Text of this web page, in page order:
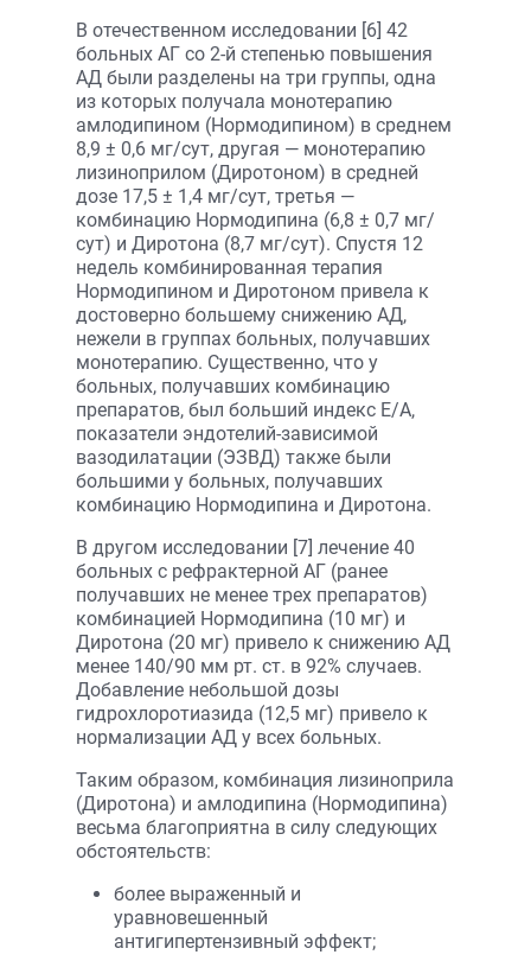
В отечественном исследовании [6] 42
больных АГ со 2-й степенью повышения
АД были разделены на три группы, одна
из которых получала монотерапию
амлодипином (Нормодипином) в среднем
8,9 ± 0,6 мг/сут, другая — монотерапию
лизиноприлом (Диротоном) в средней
дозе 17,5 ± 1,4 мг/сут, третья —
комбинацию Нормодипина (6,8 ± 0,7 мг/
сут) и Диротона (8,7 мг/сут). Спустя 12
недель комбинированная терапия
Нормодипином и Диротоном привела к
достоверно большему снижению АД,
нежели в группах больных, получавших
монотерапию. Существенно, что у
больных, получавших комбинацию
препаратов, был больший индекс Е/А,
показатели эндотелий-зависимой
вазодилатации (ЭЗВД) также были
большими у больных, получавших
комбинацию Нормодипина и Диротона.
В другом исследовании [7] лечение 40
больных с рефрактерной АГ (ранее
получавших не менее трех препаратов)
комбинацией Нормодипина (10 мг) и
Диротона (20 мг) привело к снижению АД
менее 140/90 мм рт. ст. в 92% случаев.
Добавление небольшой дозы
гидрохлоротиазида (12,5 мг) привело к
нормализации АД у всех больных.
Таким образом, комбинация лизиноприла
(Диротона) и амлодипина (Нормодипина)
весьма благоприятна в силу следующих
обстоятельств:
более выраженный и
уравновешенный
антигипертензивный эффект;